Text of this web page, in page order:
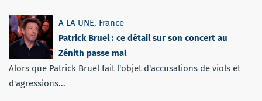
A LA UNE, France
Patrick Bruel : ce détail sur son concert au
Zénith passe mal
Alors que Patrick Bruel fait l'objet d'accusations de viols et
d'agressions...